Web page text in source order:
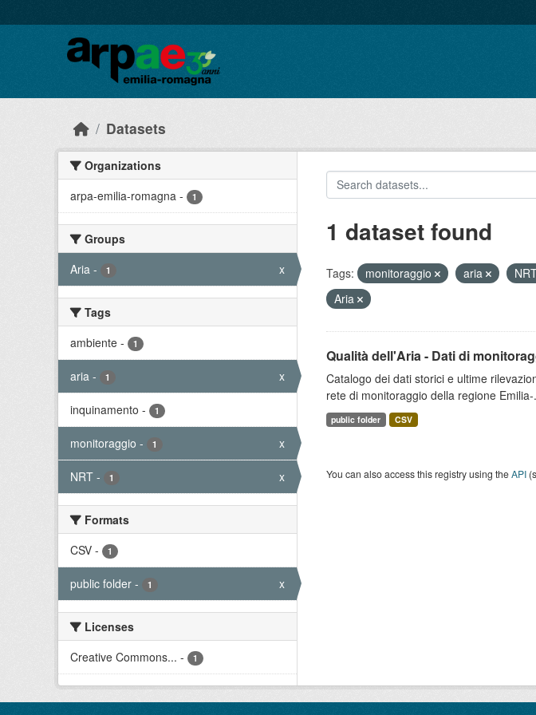
Datasets
Organizations
arpa-emilia-romagna - 1
Groups
Aria - 1 x
Tags
ambiente - 1
aria - 1 x
inquinamento - 1
monitoraggio - 1 x
NRT - 1 x
Formats
CSV - 1
public folder - 1 x
Licenses
Creative Commons... - 1
1 dataset found
Tags: monitoraggio aria
Aria
Qualità dell'Aria - Dati di
Catalogo dei dati storici e ultime
rete di monitoraggio della regione Emilia-
public folder CSV
You can also access this registry using theAPI